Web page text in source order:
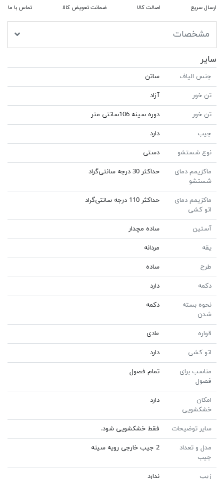
ارسال سریع اصالت کالا ضمانت تعویض کالا تماس با ما
مشخصات
سایر
جنس الیاف ساتن
تن خور آزاد
تن خور دوره سینه 106سانتی متر
جیب دارد
نوع شستشو دستی
ماکزیمم دمای
شستشو
حداکثر 30 درجه سانتی‌گراد
ماکزیمم دمای
اتو کشی
حداکثر 110 درجه سانتی‌گراد
آستین ساده مچدار
یقه مردانه
طرح ساده
دکمه دارد
نحوه بسته
شدن
دکمه
قواره عادی
اتو کشی دارد
مناسب برای
فصول
تمام فصول
امکان
خشکشویی
دارد
سایر توضیحات فقط خشکشویی شود.
مدل و تعداد
جیب
2 جیب خارجی رویه سینه
زیپ ندارد